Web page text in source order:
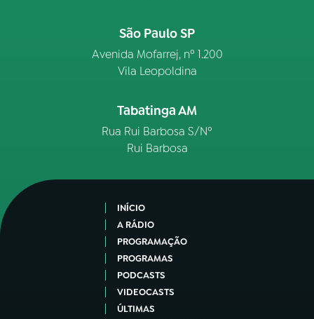
São Paulo SP
Avenida Mofarrej, nº 1.200
Vila Leopoldina
Tabatinga AM
Rua Rui Barbosa S/Nº
Rui Barbosa
INÍCIO
A RÁDIO
PROGRAMAÇÃO
PROGRAMAS
PODCASTS
VIDEOCASTS
ÚLTIMAS